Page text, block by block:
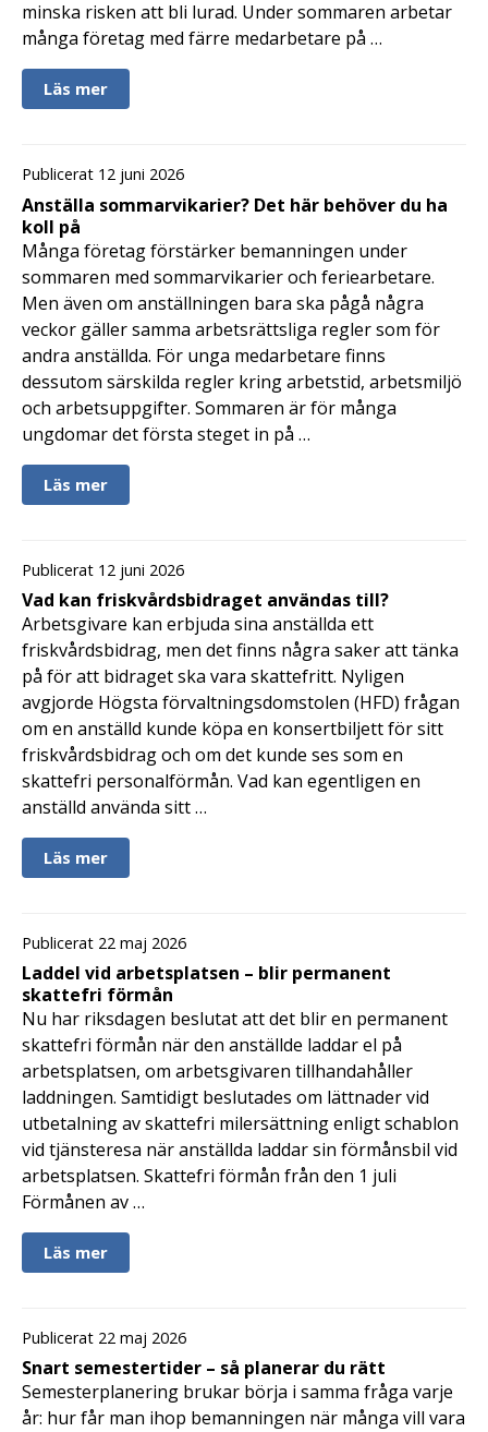
minska risken att bli lurad. Under sommaren arbetar
många företag med färre medarbetare på …
Läs mer
Publicerat 12 juni 2026
Anställa sommarvikarier? Det här behöver du ha
koll på
Många företag förstärker bemanningen under
sommaren med sommarvikarier och feriearbetare.
Men även om anställningen bara ska pågå några
veckor gäller samma arbetsrättsliga regler som för
andra anställda. För unga medarbetare finns
dessutom särskilda regler kring arbetstid, arbetsmiljö
och arbetsuppgifter. Sommaren är för många
ungdomar det första steget in på …
Läs mer
Publicerat 12 juni 2026
Vad kan friskvårdsbidraget användas till?
Arbetsgivare kan erbjuda sina anställda ett
friskvårdsbidrag, men det finns några saker att tänka
på för att bidraget ska vara skattefritt. Nyligen
avgjorde Högsta förvaltningsdomstolen (HFD) frågan
om en anställd kunde köpa en konsertbiljett för sitt
friskvårdsbidrag och om det kunde ses som en
skattefri personalförmån. Vad kan egentligen en
anställd använda sitt …
Läs mer
Publicerat 22 maj 2026
Laddel vid arbetsplatsen – blir permanent
skattefri förmån
Nu har riksdagen beslutat att det blir en permanent
skattefri förmån när den anställde laddar el på
arbetsplatsen, om arbetsgivaren tillhandahåller
laddningen. Samtidigt beslutades om lättnader vid
utbetalning av skattefri milersättning enligt schablon
vid tjänsteresa när anställda laddar sin förmånsbil vid
arbetsplatsen. Skattefri förmån från den 1 juli
Förmånen av …
Läs mer
Publicerat 22 maj 2026
Snart semestertider – så planerar du rätt
Semesterplanering brukar börja i samma fråga varje
år: hur får man ihop bemanningen när många vill vara